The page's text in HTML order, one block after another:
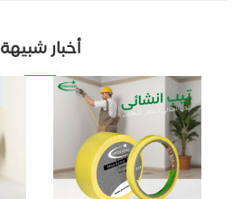
أخبار شبيهة